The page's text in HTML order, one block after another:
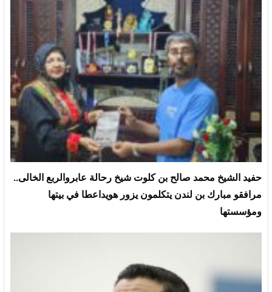
حفيد الشيخ محمد صالح بن كلوت شيخ رحالة عابروالربع الخالى..
مرافقو مبارك بن لندن يتكلمون يزور هويداعطا في بيتها
ومؤسستها